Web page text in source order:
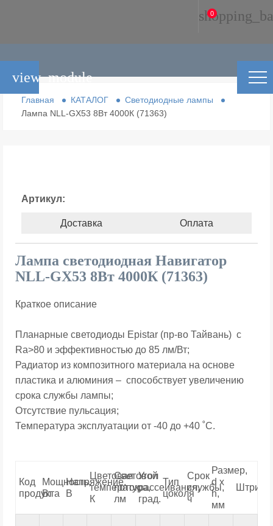
0
Главная КАТАЛОГ
Светодиодные лампы
Лампа NLL-GX53 8Вт 4000К (71363)
Артикул:
Доставка Оплата
Лампа светодиодная Навигатор
NLL-GX53 8Вт 4000К (71363)
Краткое описание
Планарные светодиоды Epistar (пр-во Тайвань) с
Ra>80 и эффективностью до 85 лм/Вт;
Радиатор из композитного материала на основе
пластика и алюминия – способствует увеличению
срока службы лампы;
Отсутствие пульсация;
Температура эксплуатации от -40 до +40 ˚С.
Код
продукта
Мощность,
Вт
Напряжение,
В
Цветовая
температура,
К
Световой
поток,
лм
Угол
рассеивания,
град.
Тип
цоколя
Срок
службы,
ч
Размер,
d х
h,
мм
view_module